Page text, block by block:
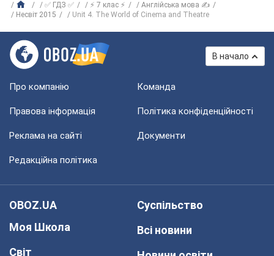
✅ ГДЗ ✅ ⚡ 7 клас ⚡
Англійська мова ✍
Несвіт 2015
Unit 4. The World of Cinema and Theatre
В начало
Про компанію Команда
Правова інформація Політика конфіденційності
Реклама на сайті Документи
Редакційна політика
OBOZ.UA
Моя Школа
Світ
Суспільство
Всі новини